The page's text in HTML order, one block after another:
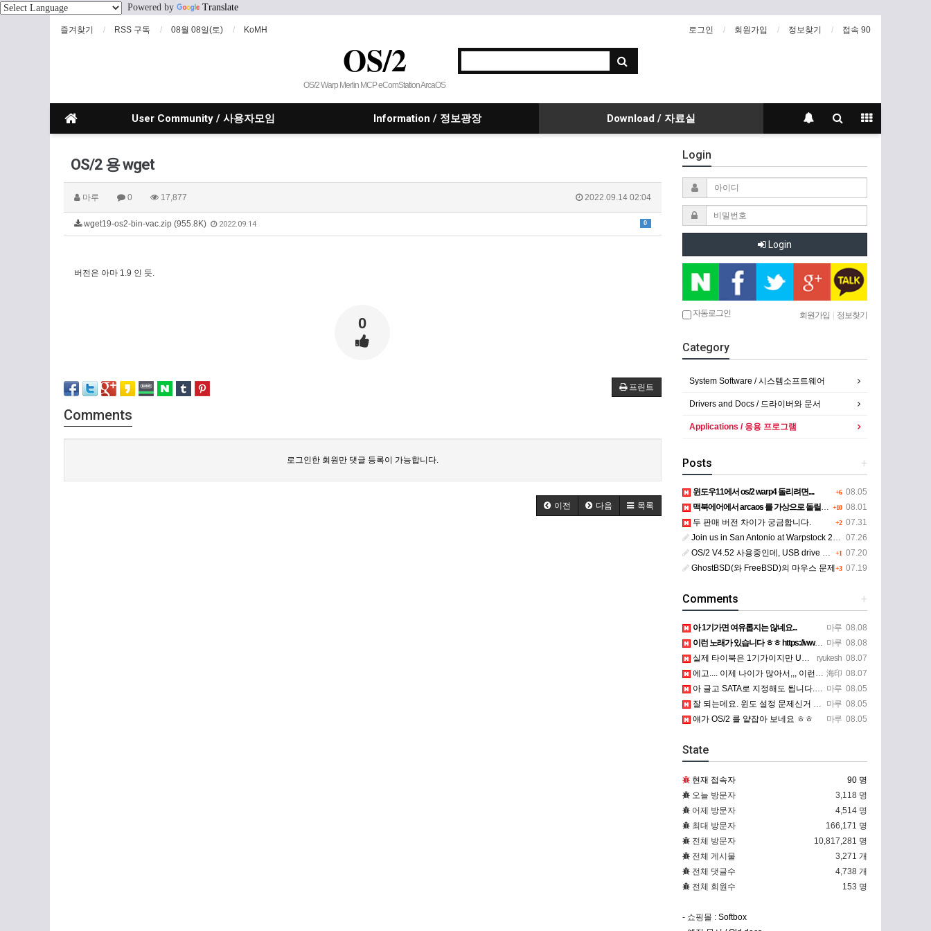
Powered by Translate
즐겨찾기 RSS 구독 08월 08일(토) KoMH 로그인 회원가입 정보찾기 접속 90
OS/2
OS/2 Warp Merlin MCP eComStation ArcaOS
User Community / 사용자모임 Information / 정보광장 Download / 자료실
OS/2 용 wget
마루 0 17,877 2022.09.14 02:04
0
wget19-os2-bin-vac.zip (955.8K) 2022.09.14
버전은 아마 1.9 인 듯.
0
프린트
Comments
로그인한 회원만 댓글 등록이 가능합니다.
이전 다음 목록
Login
Login
자동로그인 회원가입 | 정보찾기
Category
System Software / 시스템소프트웨어
Drivers and Docs / 드라이버와 문서
Applications / 응용 프로그램
+
Posts
+6 08.05
윈도우11에서 os/2 warp4 돌리려면....
+10 08.01
맥북에어에서 arcaos 를 가상으로 돌릴려면 어떻게 해야 하는 지요?
+2 07.31
두 판매 버전 차이가 궁금합니다.
07.26
Join us in San Antonio at Warpstock 2026
+1 07.20
OS/2 V4.52 사용중인데, USB drive 사용 가능한지요?
+3 07.19
GhostBSD(와 FreeBSD)의 마우스 문제
+
Comments
마루 08.08
아 1기가면 여유롭지는 않네요...
마루 08.08
이런 노래가 있습니다 ㅎㅎ https://www.7-star.net/bbs/board.php?bo_table…
ryukesh 08.07
실제 타이북은 1기가이지만 UTM 설정에선 768mb 입니다. 1기가나 그 보다 넘게 설정하면 UTM 에뮬레…
海印 08.07
에고.... 이제 나이가 많아서,,, 이런 가상pc에 설치해보는 것도 귀찮군요.. ㅎㅎ 날씨도 덥고.....…
마루 08.05
아 글고 SATA로 지정해도 됩니다. 저 글 진짜 이상하네요. 옛날꺼 퍼와서 그런거 같은데요.
마루 08.05
잘 되는데요. 윈도 설정 문제신거 같은데. 크롬 브라우저나 파폭으로 해 보세요
마루 08.05
얘가 OS/2 를 얕잡아 보네요 ㅎㅎ
State
현재 접속자
90 명
오늘 방문자
3,118 명
어제 방문자
4,514 명
최대 방문자
166,171 명
전체 방문자
10,817,281 명
전체 게시물
3,271 개
전체 댓글수
4,738 개
전체 회원수
153 명
- 쇼핑몰 : Softbox